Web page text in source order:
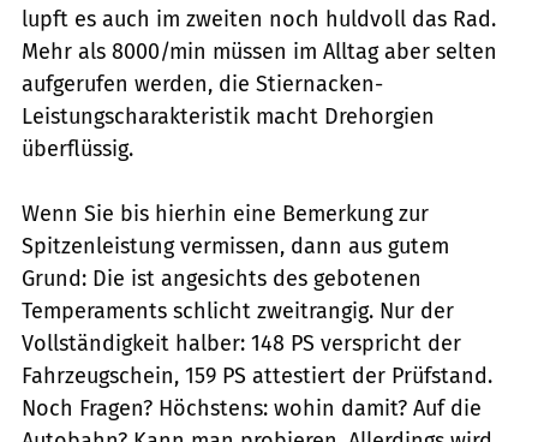
lupft es auch im zweiten noch huldvoll das Rad.
Mehr als 8000/min müssen im Alltag aber selten
aufgerufen werden, die Stiernacken-
Leistungscharakteristik macht Drehorgien
überflüssig.
Wenn Sie bis hierhin eine Bemerkung zur
Spitzenleistung vermissen, dann aus gutem
Grund: Die ist angesichts des gebotenen
Temperaments schlicht zweitrangig. Nur der
Vollständigkeit halber: 148 PS verspricht der
Fahrzeugschein, 159 PS attestiert der Prüfstand.
Noch Fragen? Höchstens: wohin damit? Auf die